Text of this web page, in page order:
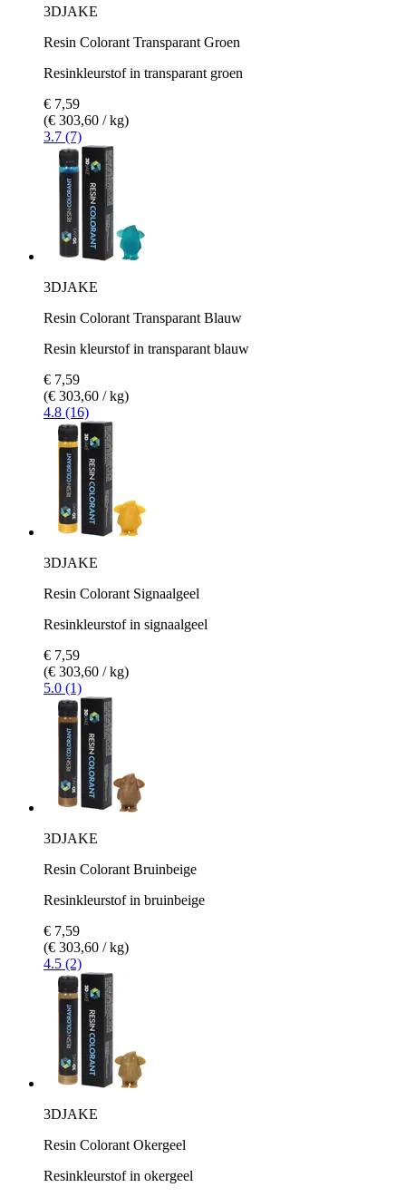
3DJAKE
Resin Colorant Transparant Groen
Resinkleurstof in transparant groen
€ 7,59
(€ 303,60 / kg)
3.7 (7)
3DJAKE
Resin Colorant Transparant Blauw
Resin kleurstof in transparant blauw
€ 7,59
(€ 303,60 / kg)
4.8 (16)
3DJAKE
Resin Colorant Signaalgeel
Resinkleurstof in signaalgeel
€ 7,59
(€ 303,60 / kg)
5.0 (1)
3DJAKE
Resin Colorant Bruinbeige
Resinkleurstof in bruinbeige
€ 7,59
(€ 303,60 / kg)
4.5 (2)
3DJAKE
Resin Colorant Okergeel
Resinkleurstof in okergeel